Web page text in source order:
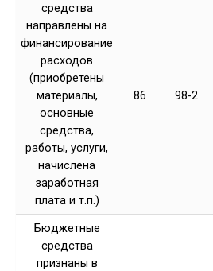
средства
направлены на
финансирование
расходов
(приобретены
материалы,
основные
средства,
работы, услуги,
начислена
заработная
плата и т.п.)
86 98-2
Бюджетные
средства
признаны в